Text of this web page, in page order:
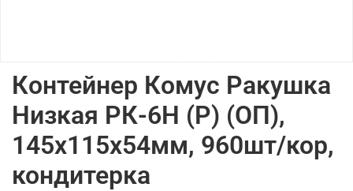
Контейнер Комус Ракушка
Низкая РК-6Н (Р) (ОП),
145х115х54мм, 960шт/кор,
кондитерка